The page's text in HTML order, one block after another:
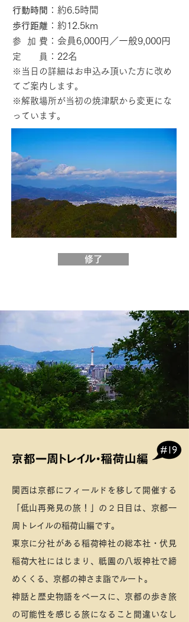
行動時間 ：約6.5時間
歩行距離 ：約12.5km
参 加 費 ：会員6,000円／一般9,000円
定 員 ：22名
※当日の詳細はお申込み頂いた 方に改め
てご案内します。
​※解散場所が当初の焼津駅から変更にな
っています。
修了
関西は京都にフィールドを移して開催する
「低山再発見の旅！」の２日目は、京都一
周トレイルの稲荷山編です。
東京に分社がある稲荷神社の総本社・伏見
稲荷大社にはじまり、祇園の八坂神社で締
めくくる、京都の神さま詣でルート。
神話と歴史物語をベースに、京都の歩き旅
の可能性を感じる旅になること間違いなし